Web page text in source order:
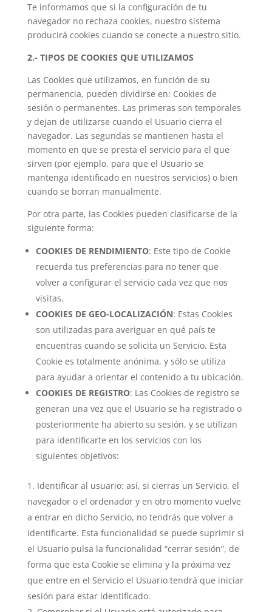
Te informamos que si la configuración de tu
navegador no rechaza cookies, nuestro sistema
producirá cookies cuando se conecte a nuestro sitio.
2.- TIPOS DE COOKIES QUE UTILIZAMOS
Las Cookies que utilizamos, en función de su
permanencia, pueden dividirse en: Cookies de
sesión o permanentes. Las primeras son temporales
y dejan de utilizarse cuando el Usuario cierra el
navegador. Las segundas se mantienen hasta el
momento en que se presta el servicio para el que
sirven (por ejemplo, para que el Usuario se
mantenga identificado en nuestros servicios) o bien
cuando se borran manualmente.
Por otra parte, las Cookies pueden clasificarse de la
siguiente forma:
COOKIES DE RENDIMIENTO: Este tipo de Cookie
recuerda tus preferencias para no tener que
volver a configurar el servicio cada vez que nos
visitas.
COOKIES DE GEO-LOCALIZACIÓN: Estas Cookies
son utilizadas para averiguar en qué país te
encuentras cuando se solicita un Servicio. Esta
Cookie es totalmente anónima, y sólo se utiliza
para ayudar a orientar el contenido a tu ubicación.
COOKIES DE REGISTRO: Las Cookies de registro se
generan una vez que el Usuario se ha registrado o
posteriormente ha abierto su sesión, y se utilizan
para identificarte en los servicios con los
siguientes objetivos:
Identificar al usuario: así, si cierras un Servicio, el
navegador o el ordenador y en otro momento vuelve
a entrar en dicho Servicio, no tendrás que volver a
identificarte. Esta funcionalidad se puede suprimir si
el Usuario pulsa la funcionalidad “cerrar sesión”, de
forma que esta Cookie se elimina y la próxima vez
que entre en el Servicio el Usuario tendrá que iniciar
sesión para estar identificado.